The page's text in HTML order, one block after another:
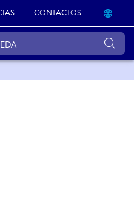
CONTACTOS